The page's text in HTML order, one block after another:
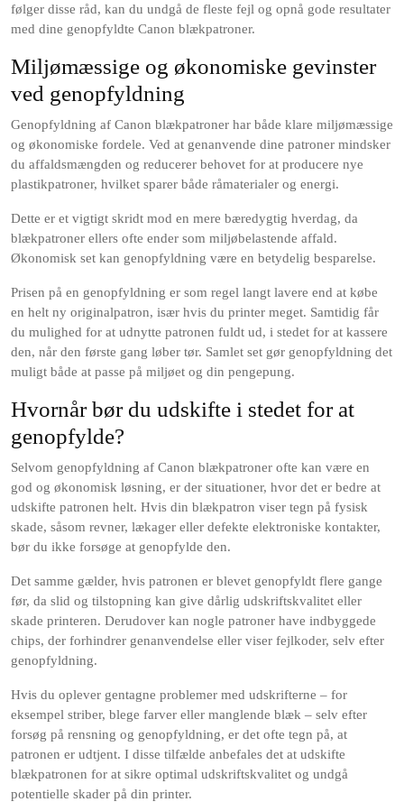
følger disse råd, kan du undgå de fleste fejl og opnå gode resultater
med dine genopfyldte Canon blækpatroner.
Miljømæssige og økonomiske gevinster
ved genopfyldning
Genopfyldning af Canon blækpatroner har både klare miljømæssige
og økonomiske fordele. Ved at genanvende dine patroner mindsker
du affaldsmængden og reducerer behovet for at producere nye
plastikpatroner, hvilket sparer både råmaterialer og energi.
Dette er et vigtigt skridt mod en mere bæredygtig hverdag, da
blækpatroner ellers ofte ender som miljøbelastende affald.
Økonomisk set kan genopfyldning være en betydelig besparelse.
Prisen på en genopfyldning er som regel langt lavere end at købe
en helt ny originalpatron, især hvis du printer meget. Samtidig får
du mulighed for at udnytte patronen fuldt ud, i stedet for at kassere
den, når den første gang løber tør. Samlet set gør genopfyldning det
muligt både at passe på miljøet og din pengepung.
Hvornår bør du udskifte i stedet for at
genopfylde?
Selvom genopfyldning af Canon blækpatroner ofte kan være en
god og økonomisk løsning, er der situationer, hvor det er bedre at
udskifte patronen helt. Hvis din blækpatron viser tegn på fysisk
skade, såsom revner, lækager eller defekte elektroniske kontakter,
bør du ikke forsøge at genopfylde den.
Det samme gælder, hvis patronen er blevet genopfyldt flere gange
før, da slid og tilstopning kan give dårlig udskriftskvalitet eller
skade printeren. Derudover kan nogle patroner have indbyggede
chips, der forhindrer genanvendelse eller viser fejlkoder, selv efter
genopfyldning.
Hvis du oplever gentagne problemer med udskrifterne – for
eksempel striber, blege farver eller manglende blæk – selv efter
forsøg på rensning og genopfyldning, er det ofte tegn på, at
patronen er udtjent. I disse tilfælde anbefales det at udskifte
blækpatronen for at sikre optimal udskriftskvalitet og undgå
potentielle skader på din printer.